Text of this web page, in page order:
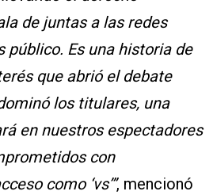
de juntas a las redes
público. Es una historia de
que abrió el debate
los titulares, una
en nuestros espectadores
con
como ‘vs’”, mencionó